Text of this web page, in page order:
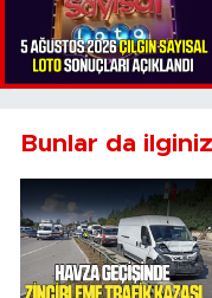
Bunlar da